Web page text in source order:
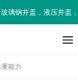
钢井盖，液压井盖，
能力